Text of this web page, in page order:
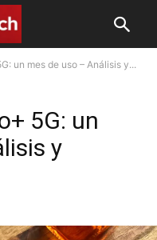
un mes de uso – Análisis y...
5G: un
y